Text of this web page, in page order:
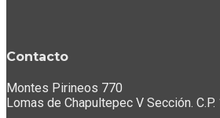
Contacto
Montes Pirineos 770
Lomas de Chapultepec V Sección. C.P.